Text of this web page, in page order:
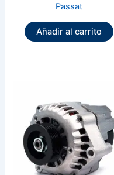
Passat
Añadir al carrito